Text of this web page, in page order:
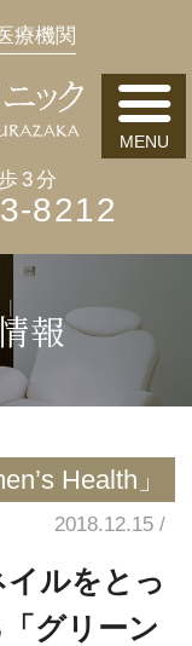
療機関
3分
8212
報
Health」
2018.12.15
イルをとっ
グリーン